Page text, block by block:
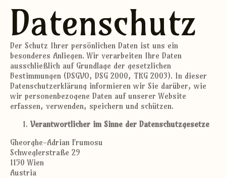
Datenschutz
Der Schutz Ihrer persönlichen Daten ist uns ein
besonderes Anliegen. Wir verarbeiten Ihre Daten
ausschließlich auf Grundlage der gesetzlichen
Bestimmungen (DSGVO, DSG 2000, TKG 2003). In dieser
Datenschutzerklärung informieren wir Sie darüber, wie
wir personenbezogene Daten auf unserer Website
erfassen, verwenden, speichern und schützen.
Verantwortlicher im Sinne der Datenschutzgesetze
Gheorghe-Adrian Frumosu
Schweglerstraße 29
1150 Wien
Austria